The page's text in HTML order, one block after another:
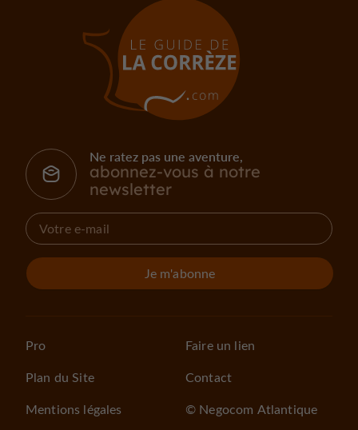
Ne ratez pas une aventure,
abonnez-vous à notre
newsletter
Je m'abonne
Pro
Plan du Site
Mentions légales
Faire un lien
Contact
© Negocom Atlantique